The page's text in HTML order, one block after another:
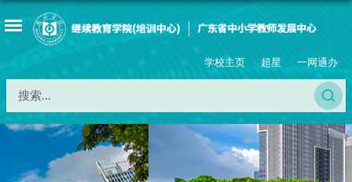
学校主页 超星 一网通办